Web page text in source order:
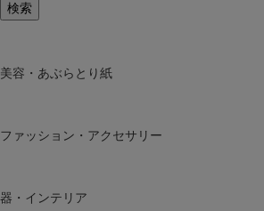
検索
美容・あぶらとり紙
ファッション・アクセサリー
器・インテリア